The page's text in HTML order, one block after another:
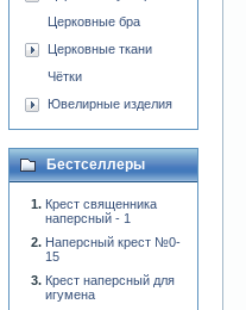
Церковные бра
Церковные ткани
Чётки
Ювелирные изделия
Бестселлеры
Крест священника
наперсный - 1
Наперсный крест №0-
15
Крест наперсный для
игумена